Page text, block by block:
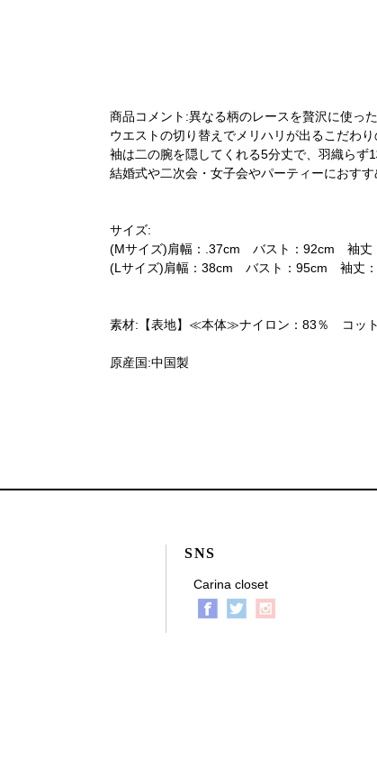
商品コメント:異なる柄のレースを贅沢に使った
ウエストの切り替えでメリハリが出るこだわり
袖は二の腕を隠してくれる5分丈で、羽織らず1
結婚式や二次会・女子会やパーティーにおすす
サイズ:
(Mサイズ)肩幅：.37cm バスト：92cm 袖
(Lサイズ)肩幅：38cm バスト：95cm 袖丈
素材:【表地】≪本体≫ナイロン：83％ コッ
原産国:中国製
SNS
Carina closet